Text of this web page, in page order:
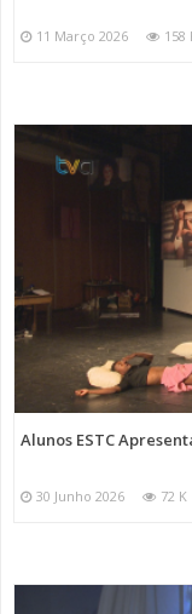
11 Março 2026 158
Alunos ESTC
30 Junho 2026 72 K